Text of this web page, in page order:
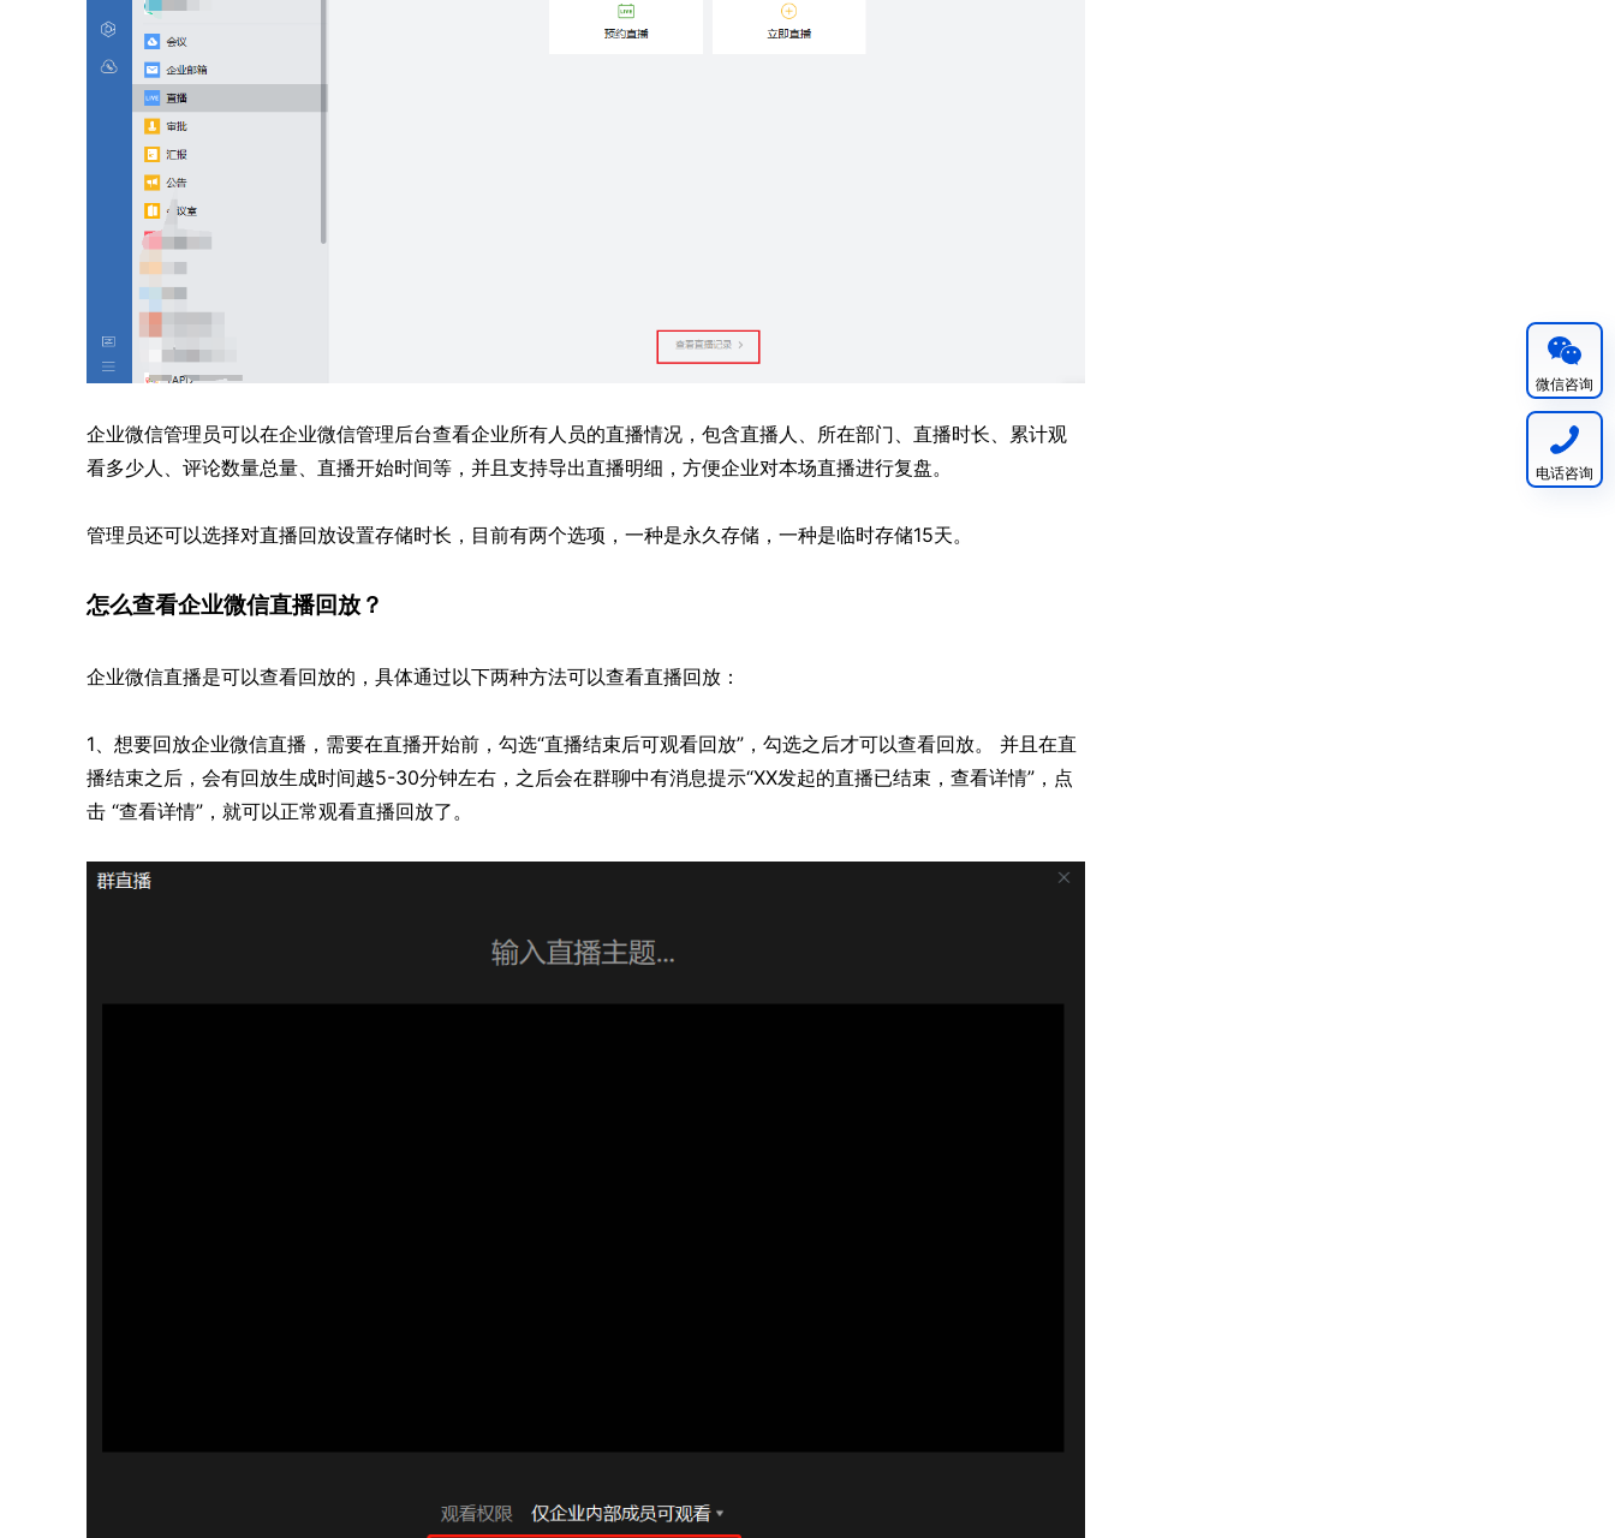
企业微信管理员可以在企业微信管理后台查看企业所有人员的直播情况，包含直播人、所在部门、直播时长、累计观
看多少人、评论数量总量、直播开始时间等，并且支持导出直播明细，方便企业对本场直播进行复盘。
管理员还可以选择对直播回放设置存储时长，目前有两个选项，一种是永久存储，一种是临时存储15天。
怎么查看企业微信直播回放？
企业微信直播是可以查看回放的，具体通过以下两种方法可以查看直播回放：
1、想要回放企业微信直播，需要在直播开始前，勾选“直播结束后可观看回放”，勾选之后才可以查看回放。 并且在直
播结束之后，会有回放生成时间越5-30分钟左右，之后会在群聊中有消息提示“XX发起的直播已结束，查看详情”，点
击 “查看详情”，就可以正常观看直播回放了。
微信咨询
电话咨询